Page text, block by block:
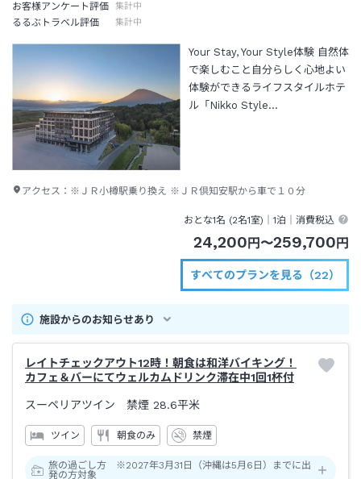
お客様アンケート評価
集計中
るるぶトラベル評価 集計中
Your Stay, Your Style体験 自然体
で楽しむこと自分らしく心地よい
体験ができるライフスタイルホテ
ル「Nikko Style…
アクセス： ※ＪＲ小樽駅乗り換え ※ＪＲ倶知安駅から車で１０分
おとな1名 (2名1室)｜1泊 ｜消費税込
24,200円〜259,700円
すべてのプランを見る（22）
施設からのお知らせあり
レイトチェックアウト12時！朝食は和洋バイキング！
カフェ＆バーにてウェルカムドリンク滞在中1回1杯付
スーペリアツイン 禁煙 28.6平米
ツイン 朝食のみ 禁煙
旅の過ごし方 ※2027年3月31日（沖縄は5月6日）までに出
発の方対象